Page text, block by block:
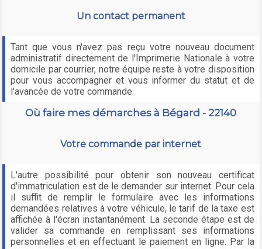
Un contact permanent
Tant que vous n'avez pas reçu votre nouveau document
administratif directement de l'Imprimerie Nationale à votre
domicile par courrier, notre équipe reste à votre disposition
pour vous accompagner et vous informer du statut et de
l'avancée de votre commande.
Où faire mes démarches à Bégard - 22140
Votre commande par internet
L'autre possibilité pour obtenir son nouveau certificat
d'immatriculation est de le demander sur internet. Pour cela
il suffit de remplir le formulaire avec les informations
demandées relatives à votre véhicule, le tarif de la taxe est
affichée à l'écran instantanément. La seconde étape est de
valider sa commande en remplissant ses informations
personnelles et en effectuant le paiement en ligne. Par la